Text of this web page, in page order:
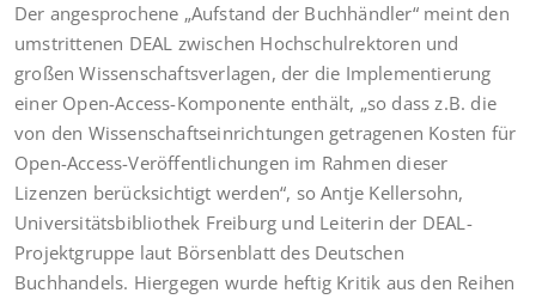
Der angesprochene „Aufstand der Buchhändler“ meint den
umstrittenen DEAL zwischen Hochschulrektoren und
großen Wissenschaftsverlagen, der die Implementierung
einer Open-Access-Komponente enthält, „so dass z.B. die
von den Wissenschaftseinrichtungen getragenen Kosten für
Open-Access-Veröffentlichungen im Rahmen dieser
Lizenzen berücksichtigt werden“, so Antje Kellersohn,
Universitätsbibliothek Freiburg und Leiterin der DEAL-
Projektgruppe laut Börsenblatt des Deutschen
Buchhandels. Hiergegen wurde heftig Kritik aus den Reihen